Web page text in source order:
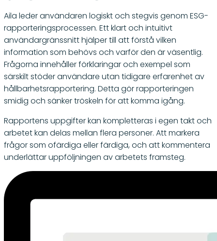
Aila leder användaren logiskt och stegvis genom ESG-
rapporteringsprocessen. Ett klart och intuitivt
användargränssnitt hjälper till att förstå vilken
information som behövs och varför den är väsentlig.
Frågorna innehåller förklaringar och exempel som
särskilt stöder användare utan tidigare erfarenhet av
hållbarhetsrapportering. Detta gör rapporteringen
smidig och sänker tröskeln för att komma igång.
Rapportens uppgifter kan kompletteras i egen takt och
arbetet kan delas mellan flera personer. Att markera
frågor som ofärdiga eller färdiga, och att kommentera
underlättar uppföljningen av arbetets framsteg.